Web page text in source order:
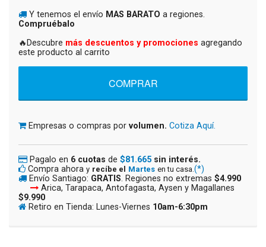
Y tenemos el envío MAS BARATO a regiones.
Compruébalo
🔥Descubre más descuentos y promociones agregando
este producto al carrito
Empresas o compras por volumen. Cotiza Aquí.
Pagalo en 6 cuotas de $81.665 sin interés.
Compra ahora y recíbe el Martes en tu casa.(*)
Envío Santiago: GRATIS. Regiones no extremas $4.990
Arica, Tarapaca, Antofagasta, Aysen y Magallanes
$9.990
Retiro en Tienda: Lunes-Viernes 10am-6:30pm